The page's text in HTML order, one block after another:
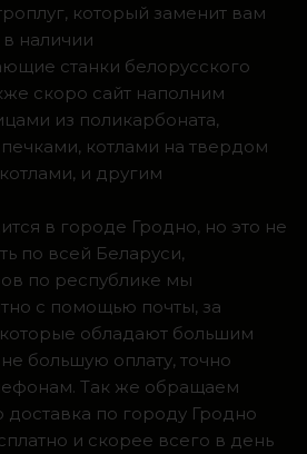
который заменит вам
наличии
станки белорусского
скоро сайт наполним
из поликарбоната,
котлами на твердом
и другим
в городе Гродно, но это не
по всей Беларуси,
по республике мы
с помощью почты, за
обладают большим
большую оплату, точно
Так же обращаем
по городу Гродно
и скорее всего в день